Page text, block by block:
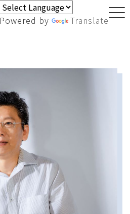
Powered by Translate